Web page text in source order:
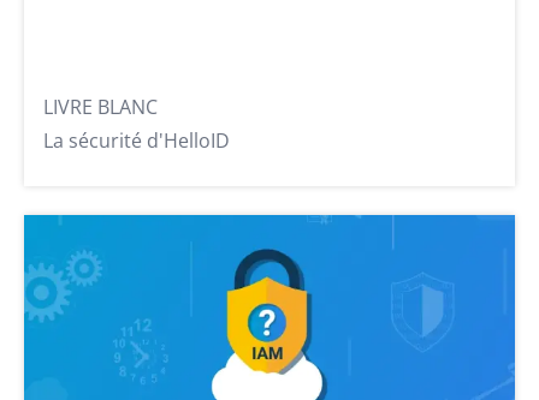
LIVRE BLANC
La sécurité d'HelloID